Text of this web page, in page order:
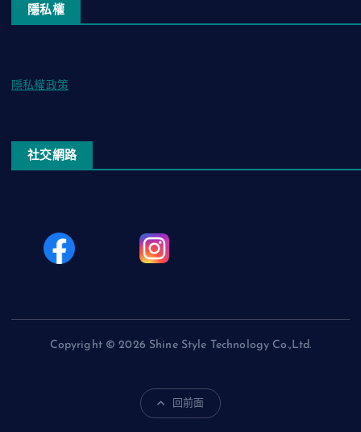
隱私權
隱私權政策
社交網路
Copyright © 2026 Shine Style Technology Co.,Ltd.
回前面